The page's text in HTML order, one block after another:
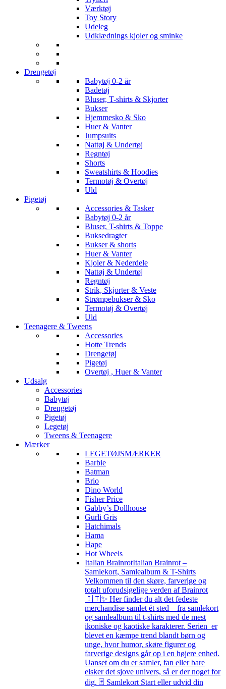
Værktøj
Toy Story
Udeleg
Udklædnings kjoler og sminke
Drengetøj
Babytøj 0-2 år
Badetøj
Bluser, T-shirts & Skjorter
Bukser
Hjemmesko & Sko
Huer & Vanter
Jumpsuits
Nattøj & Undertøj
Regntøj
Shorts
Sweatshirts & Hoodies
Termotøj & Overtøj
Uld
Pigetøj
Accessories & Tasker
Babytøj 0-2 år
Bluser, T-shirts & Toppe
Buksedragter
Bukser & shorts
Huer & Vanter
Kjoler & Nederdele
Nattøj & Undertøj
Regntøj
Strik, Skjorter & Veste
Strømpebukser & Sko
Termotøj & Overtøj
Uld
Teenagere & Tweens
Accessories
Hotte Trends
Drengetøj
Pigetøj
Overtøj , Huer & Vanter
Udsalg
Accessories
Babytøj
Drengetøj
Pigetøj
Legetøj
Tweens & Teenagere
Mærker
LEGETØJSMÆRKER
Barbie
Batman
Brio
Dino World
Fisher Price
Gabby’s Dollhouse
Gurli Gris
Hatchimals
Hama
Hape
Hot Wheels
Italian BrainrotItalian Brainrot –
Samlekort, Samlealbum & T-Shirts
Velkommen til den skøre, farverige og
totalt uforudsigelige verden af Brainrot
🇮🇹✨ Her finder du alt det fedeste
merchandise samlet ét sted – fra samlekort
og samlealbum til t-shirts med de mest
ikoniske og kaotiske karakterer. Serien er
blevet en kæmpe trend blandt børn og
unge, hvor humor, skøre figurer og
farverige designs går op i en højere enhed.
Uanset om du er samler, fan eller bare
elsker det sjove univers, så er der noget for
dig. 🃏 Samlekort Start eller udvid din